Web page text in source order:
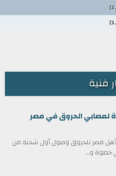
فنية
لمصابي الحروق في مصر
مصر للحروق وصول أول شحنة من
خطوة و...